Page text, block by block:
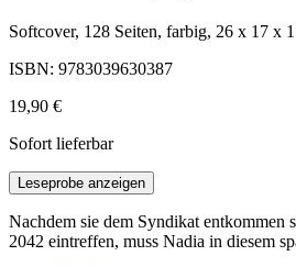
Softcover, 128 Seiten, farbig, 26 x 17 x
ISBN: 9783039630387
19,90 €
Sofort lieferbar
Leseprobe anzeigen
Nachdem sie dem Syndikat
2042 eintreffen, muss Nadia in diesem